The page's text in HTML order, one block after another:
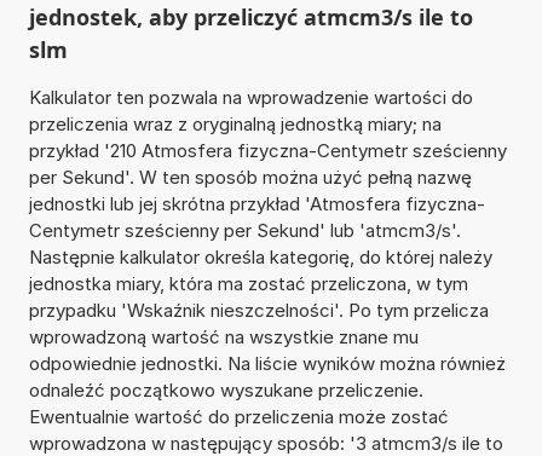
jednostek, aby przeliczyć atmcm3/s ile to
slm
Kalkulator ten pozwala na wprowadzenie wartości do
przeliczenia wraz z oryginalną jednostką miary; na
przykład '210 Atmosfera fizyczna-Centymetr sześcienny
per Sekund'. W ten sposób można użyć pełną nazwę
jednostki lub jej skrótna przykład 'Atmosfera fizyczna-
Centymetr sześcienny per Sekund' lub 'atmcm3/s'.
Następnie kalkulator określa kategorię, do której należy
jednostka miary, która ma zostać przeliczona, w tym
przypadku 'Wskaźnik nieszczelności'. Po tym przelicza
wprowadzoną wartość na wszystkie znane mu
odpowiednie jednostki. Na liście wyników można również
odnaleźć początkowo wyszukane przeliczenie.
Ewentualnie wartość do przeliczenia może zostać
wprowadzona w następujący sposób: '3 atmcm3/s ile to